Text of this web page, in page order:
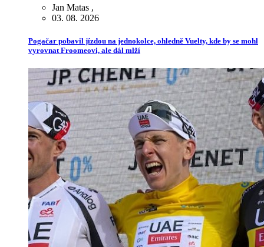
Jan Matas ,
03. 08. 2026
Pogačar pobavil jízdou na jednokolce, ohledně Vuelty, kde by se mohl
vyrovnat Froomeovi, ale dál mlží